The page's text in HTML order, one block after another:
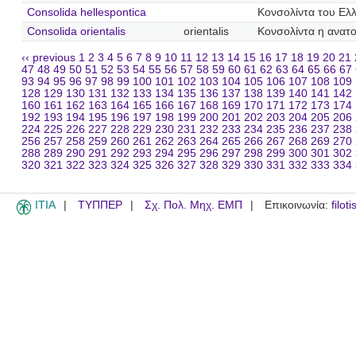
Consolida hellespontica
Κονσολίντα του
Consolida orientalis
orientalis Κονσολίντα η
‹‹ previous 1 2 3 4 5 6 7 8 9 10 11 12 13 14 15 16 17 18 19 20 21
47 48 49 50 51 52 53 54 55 56 57 58 59 60 61 62 63 64 65 66 67
93 94 95 96 97 98 99 100 101 102 103 104 105 106 107 108 109
128 129 130 131 132 133 134 135 136 137 138 139 140 141 142
160 161 162 163 164 165 166 167 168 169 170 171 172 173 174
192 193 194 195 196 197 198 199 200 201 202 203 204 205 206
224 225 226 227 228 229 230 231 232 233 234 235 236 237 238
256 257 258 259 260 261 262 263 264 265 266 267 268 269 270
288 289 290 291 292 293 294 295 296 297 298 299 300 301 302
320 321 322 323 324 325 326 327 328 329 330 331 332 333 334
ITIA ΤΥΠΠΕΡ Σχ. Πολ. Μηχ. ΕΜΠ Επικοινωνία: